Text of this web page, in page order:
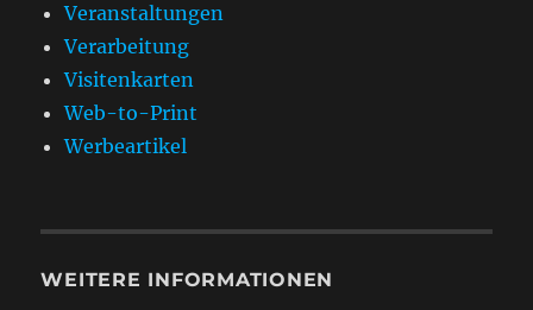
Veranstaltungen
Verarbeitung
Visitenkarten
Web-to-Print
Werbeartikel
WEITERE INFORMATIONEN